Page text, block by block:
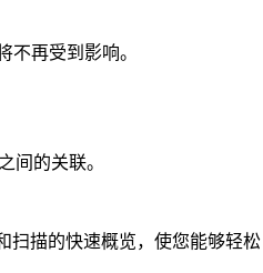
再受到影响。
间的关联。
扫描的快速概览，使您能够轻松